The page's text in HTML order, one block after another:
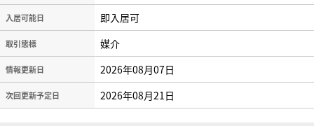
入居可能日 即入居可
取引態様 媒介
情報更新日 2026年08月07日
次回更新予定日 2026年08月21日